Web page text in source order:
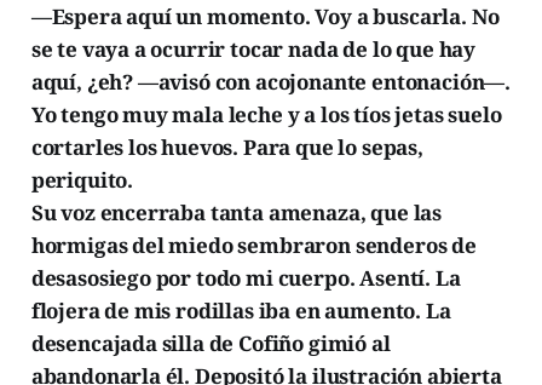
—Espera aquí un momento. Voy a buscarla. No
se te vaya a ocurrir tocar nada de lo que hay
aquí, ¿eh? —avisó con acojonante entonación—.
Yo tengo muy mala leche y a los tíos jetas suelo
cortarles los huevos. Para que lo sepas,
periquito.
Su voz encerraba tanta amenaza, que las
hormigas del miedo sembraron senderos de
desasosiego por todo mi cuerpo. Asentí. La
flojera de mis rodillas iba en aumento. La
desencajada silla de Cofiño gimió al
abandonarla él. Depositó la ilustración abierta